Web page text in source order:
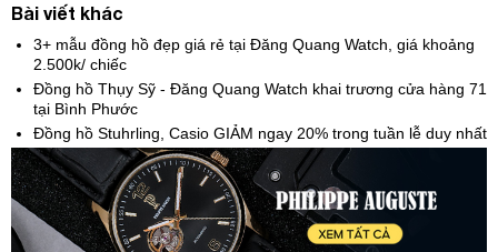
Bài viết khác
3+ mẫu đồng hồ đẹp giá rẻ tại Đăng Quang Watch, giá khoảng
2.500k/ chiếc
Đồng hồ Thụy Sỹ - Đăng Quang Watch khai trương cửa hàng 71
tại Bình Phước
Đồng hồ Stuhrling, Casio GIẢM ngay 20% trong tuần lễ duy nhất